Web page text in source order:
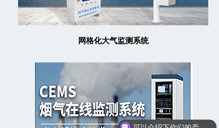
网格化大气监测系统